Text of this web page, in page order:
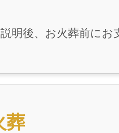
明後、お火葬前にお
葬